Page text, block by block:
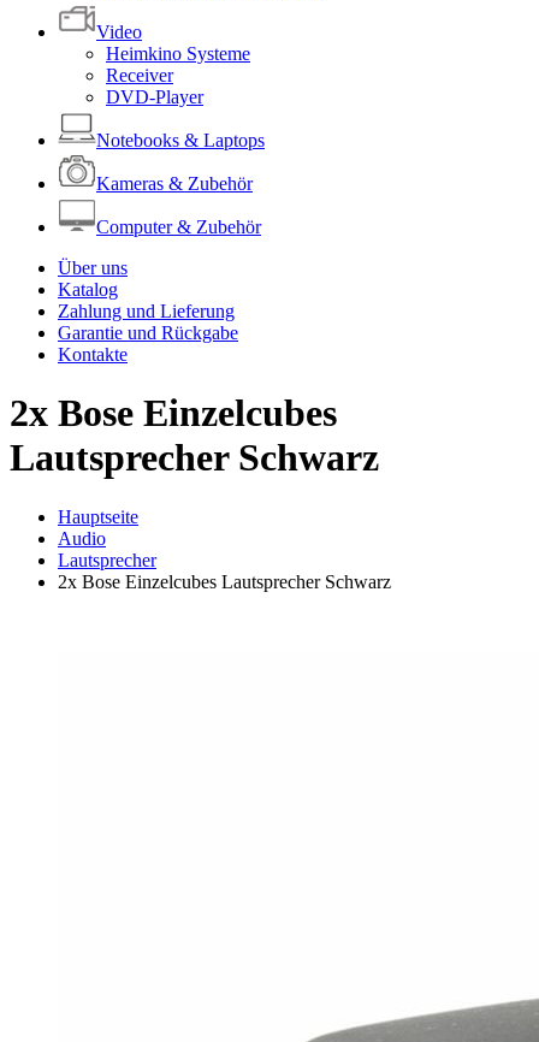
Video
Heimkino Systeme
Receiver
DVD-Player
Notebooks & Laptops
Kameras & Zubehör
Computer & Zubehör
Über uns
Katalog
Zahlung und Lieferung
Garantie und Rückgabe
Kontakte
2x Bose Einzelcubes
Lautsprecher Schwarz
Hauptseite
Audio
Lautsprecher
2x Bose Einzelcubes Lautsprecher Schwarz